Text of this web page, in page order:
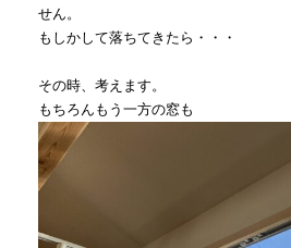
せん。
もしかして落ちてきたら・・・
その時、考えます。
もちろんもう一方の窓も